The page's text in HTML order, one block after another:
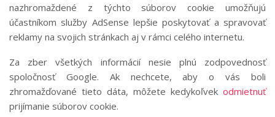
nazhromaždené z týchto súborov cookie umožňujú
účastníkom služby AdSense lepšie poskytovať a spravovať
reklamy na svojich stránkach aj v rámci celého internetu.
Za zber všetkých informácií nesie plnú zodpovednosť
spoločnosť Google. Ak nechcete, aby o vás boli
zhromažďované tieto dáta, môžete kedykoľvek odmietnuť
prijímanie súborov cookie.